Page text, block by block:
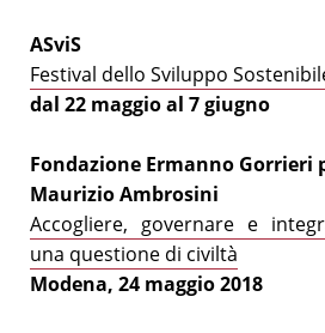
ASviS
Festival dello Sviluppo
dal 22 maggio al 7 giugno
Fondazione Ermanno Gorrieri
Maurizio Ambrosini
Accogliere, governare e
una questione di civiltà
Modena, 24 maggio 2018